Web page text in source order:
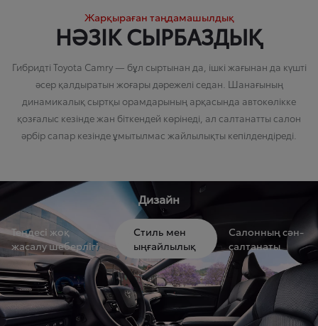
Жарқыраған таңдамашылдық
НӘЗІК СЫРБАЗДЫҚ
Гибридті Toyota Camry — бұл сыртынан да, ішкі жағынан да күшті
әсер қалдыратын жоғары дәрежелі седан. Шанағының
динамикалық сыртқы орамдарының арқасында автокөлікке
қозғалыс кезінде жан біткендей көрінеді, ал салтанатты салон
әрбір сапар кезінде ұмытылмас жайлылықты кепілдендіреді.
Дизайн
Теңдесі жоқ
жасалу шеберлігі
Стиль мен
ыңғайлылық
Салонның сән-
салтанаты